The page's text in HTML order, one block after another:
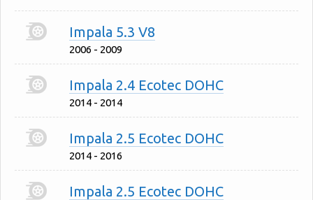
Impala 5.3 V8
2006 - 2009
Impala 2.4 Ecotec DOHC
2014 - 2014
Impala 2.5 Ecotec DOHC
2014 - 2016
Impala 2.5 Ecotec DOHC